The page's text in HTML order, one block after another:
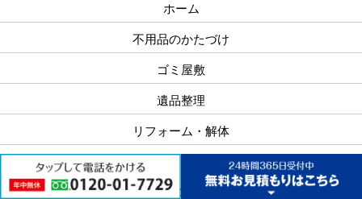
ホーム
不用品のかたづけ
ゴミ屋敷
遺品整理
リフォーム・解体
ナナフクの強み